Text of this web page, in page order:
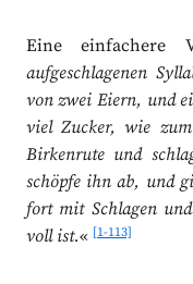
Eine einfachere
aufgeschlagenen
von zwei Eiern, und
viel Zucker, wie
Birkenrute und
schöpfe ihn ab, und
fort mit Schlagen
voll ist.«[1-113]